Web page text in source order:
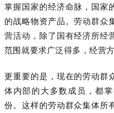
掌握国家的经济命脉，国家
的战略物资产品。劳动群众
营活动，除了国有经济所经
范围就要求广泛得多，经营
更重要的是，现在的劳动群
体内部的大多数成员，都
份。这样的劳动群众集体所